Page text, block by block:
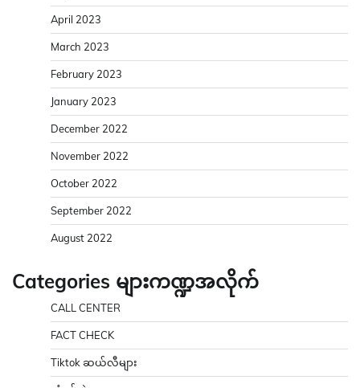
April 2023
March 2023
February 2023
January 2023
December 2022
November 2022
October 2022
September 2022
August 2022
Categories များကဏ္ဍအလိုက်
CALL CENTER
FACT CHECK
Tiktok ဆယ်လီများ